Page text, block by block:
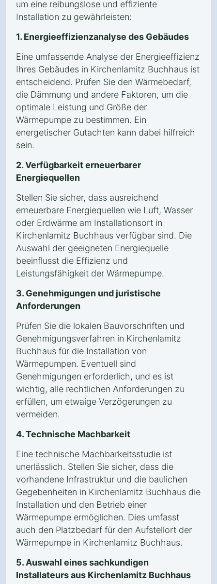
um eine reibungslose und effiziente
Installation zu gewährleisten:
1. Energieeffizienzanalyse des Gebäudes
Eine umfassende Analyse der Energieeffizienz
Ihres Gebäudes in Kirchenlamitz Buchhaus ist
entscheidend. Prüfen Sie den Wärmebedarf,
die Dämmung und andere Faktoren, um die
optimale Leistung und Größe der
Wärmepumpe zu bestimmen. Ein
energetischer Gutachten kann dabei hilfreich
sein.
2. Verfügbarkeit erneuerbarer
Energiequellen
Stellen Sie sicher, dass ausreichend
erneuerbare Energiequellen wie Luft, Wasser
oder Erdwärme am Installationsort in
Kirchenlamitz Buchhaus verfügbar sind. Die
Auswahl der geeigneten Energiequelle
beeinflusst die Effizienz und
Leistungsfähigkeit der Wärmepumpe.
3. Genehmigungen und juristische
Anforderungen
Prüfen Sie die lokalen Bauvorschriften und
Genehmigungsverfahren in Kirchenlamitz
Buchhaus für die Installation von
Wärmepumpen. Eventuell sind
Genehmigungen erforderlich, und es ist
wichtig, alle rechtlichen Anforderungen zu
erfüllen, um etwaige Verzögerungen zu
vermeiden.
4. Technische Machbarkeit
Eine technische Machbarkeitsstudie ist
unerlässlich. Stellen Sie sicher, dass die
vorhandene Infrastruktur und die baulichen
Gegebenheiten in Kirchenlamitz Buchhaus die
Installation und den Betrieb einer
Wärmepumpe ermöglichen. Dies umfasst
auch den Platzbedarf für den Aufstellort der
Wärmepumpe in Kirchenlamitz Buchhaus.
5. Auswahl eines sachkundigen
Installateurs aus Kirchenlamitz Buchhaus